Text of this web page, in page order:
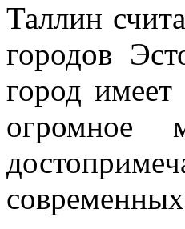
Таллин
городов
город
огромное